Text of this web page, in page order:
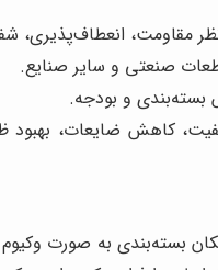
صنعتی و سایر صنایع.
بسته‌بندی و بودجه.
کاهش ضایعات،
بسته‌بندی به صورت وکیوم